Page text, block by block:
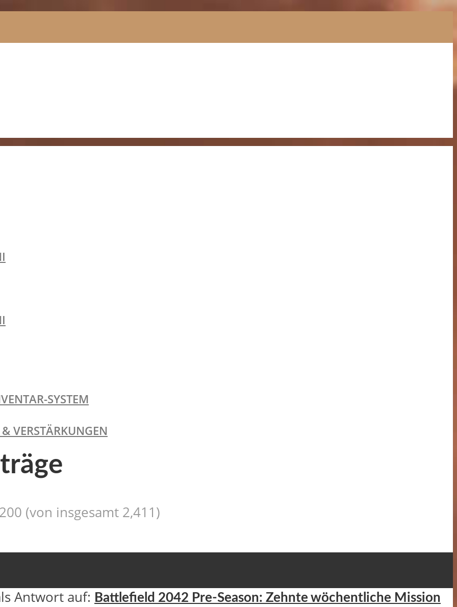
SYSTEM
VERSTÄRKUNGEN
(von insgesamt 2,411)
Antwort auf: Battlefield 2042 Pre-Season: Zehnte wöchentliche Mission